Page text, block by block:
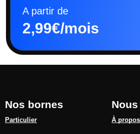
A partir de
2,99€/mois
Nos bornes
Particulier À propos